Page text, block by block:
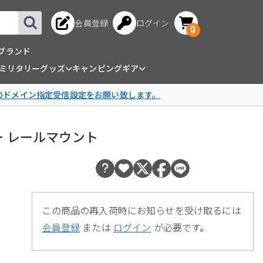
会員登録 ログイン
0
ランド
リタリーグッズ
キャンピングギア
イン指定受信設定をお願い致します。
ールマウント
この商品の再入荷時にお知らせを受け取るには
会員登録 または ログイン が必要です。